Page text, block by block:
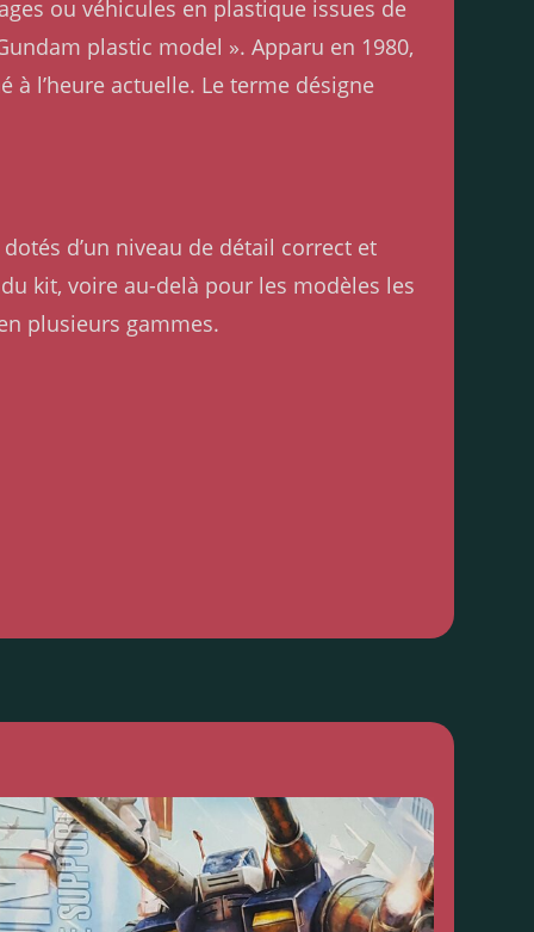
ou véhicules en plastique issues de
plastic model ». Apparu en 1980,
l’heure actuelle. Le terme désigne
d’un niveau de détail correct et
kit, voire au-delà pour les modèles les
plusieurs gammes.